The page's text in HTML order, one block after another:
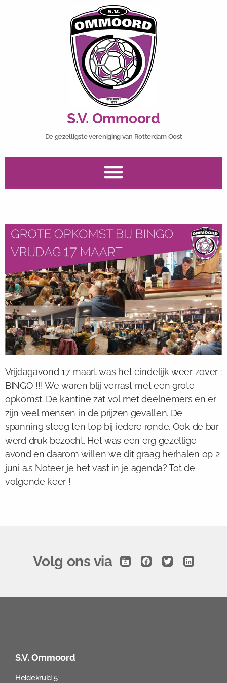
S.V. Ommoord
De gezelligste vereniging van Rotterdam Oost
Vrijdagavond 17 maart was het eindelijk weer zover :
BINGO !!! We waren blij verrast met een grote
opkomst. De kantine zat vol met deelnemers en er
zijn veel mensen in de prijzen gevallen. De
spanning steeg ten top bij iedere ronde. Ook de bar
werd druk bezocht. Het was een erg gezellige
avond en daarom willen we dit graag herhalen op 2
juni a.s Noteer je het vast in je agenda? Tot de
volgende keer !
Volg ons via
S.V. Ommoord
Heidekruid 5